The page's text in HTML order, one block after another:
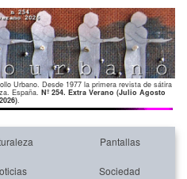
Urbano. Desde 1977 la primera revista de sátira
España. Nº 254. Extra Verano (Julio Agosto
2026).
Pantallas
Sociedad